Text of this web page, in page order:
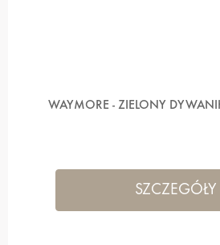
WAYMORE - ZIELONY
SZCZEGÓŁY